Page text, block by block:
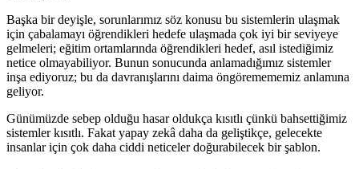
Başka bir deyişle, sorunlarımız söz konusu bu sistemlerin ulaşmak
için çabalamayı öğrendikleri hedefe ulaşmada çok iyi bir seviyeye
gelmeleri; eğitim ortamlarında öğrendikleri hedef, asıl istediğimiz
netice olmayabiliyor. Bunun sonucunda anlamadığımız sistemler
inşa ediyoruz; bu da davranışlarını daima öngöremememiz anlamına
geliyor.
Günümüzde sebep olduğu hasar oldukça kısıtlı çünkü bahsettiğimiz
sistemler kısıtlı. Fakat yapay zekâ daha da geliştikçe, gelecekte
insanlar için çok daha ciddi neticeler doğurabilecek bir şablon.